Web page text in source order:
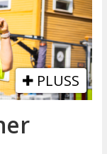
PLUSS